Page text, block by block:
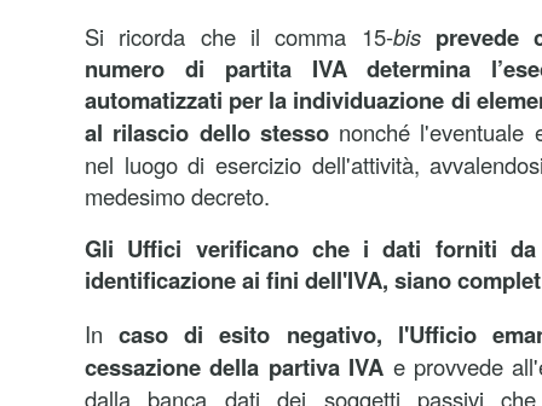
Si ricorda che il comma 15-bis prevede
numero di partita IVA determina
automatizzati per la individuazione di
al rilascio dello stessononché l'eventuale
nel luogo di esercizio dell'attività,
medesimo decreto.
Gli Uffici verificano che i dati forniti
identificazione ai fini dell'IVA, siano
In caso di esito negativo, l'Ufficio
cessazione della partiva IVA e provvede
dalla banca dati dei soggetti passivi che